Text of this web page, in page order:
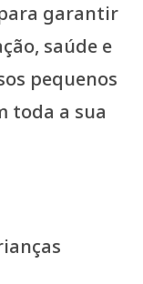
garantir
saúde e
pequenos
toda a sua